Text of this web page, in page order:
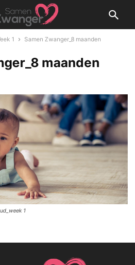
1
Samen Zwanger_8 maanden
maanden
1